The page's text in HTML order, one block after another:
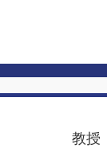
教授